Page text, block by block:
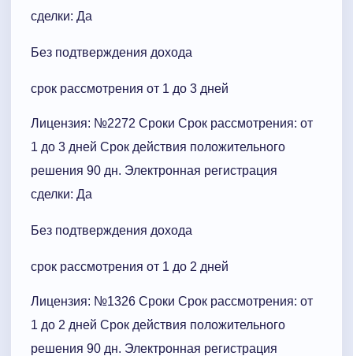
сделки: Да
Без подтверждения дохода
срок рассмотрения от 1 до 3 дней
Лицензия: №2272 Сроки Cрок рассмотрения: от
1 до 3 дней Срок действия положительного
решения 90 дн. Электронная регистрация
сделки: Да
Без подтверждения дохода
срок рассмотрения от 1 до 2 дней
Лицензия: №1326 Сроки Cрок рассмотрения: от
1 до 2 дней Срок действия положительного
решения 90 дн. Электронная регистрация